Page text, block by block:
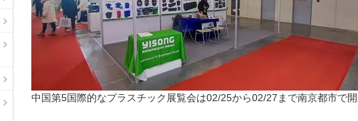
中国第5国際的なプラスチック展覧会は02/25から02/27まで南京都市で